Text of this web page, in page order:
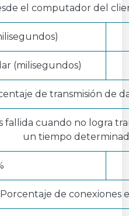
el computador del
(milisegundos)
de transmisión de
fallida cuando no logra
un tiempo
Porcentaje de conexiones